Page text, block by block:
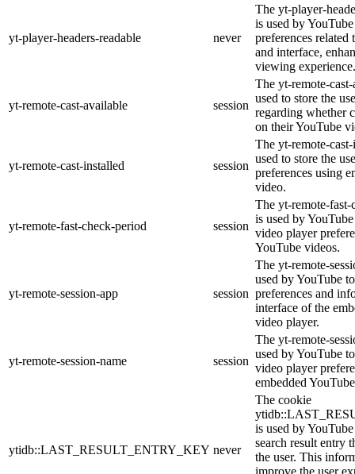
yt-player-headers-readable never
The yt-player-
is used by
preferences
and interface,
viewing experience.
yt-remote-cast-available session
The yt-remote-
used to store the
regarding whether
on their YouTube
yt-remote-cast-installed session
The yt-remote-
used to store the
preferences using
video.
yt-remote-fast-check-period session
The yt-remote-
is used by
video player
YouTube videos.
yt-remote-session-app session
The yt-remote-
used by YouTube
preferences and
interface of the
video player.
yt-remote-session-name session
The yt-remote-
used by YouTube
video player
embedded
ytidb::LAST_RESULT_ENTRY_KEY never
The cookie
is used by
search result entry
the user. This
improve the user